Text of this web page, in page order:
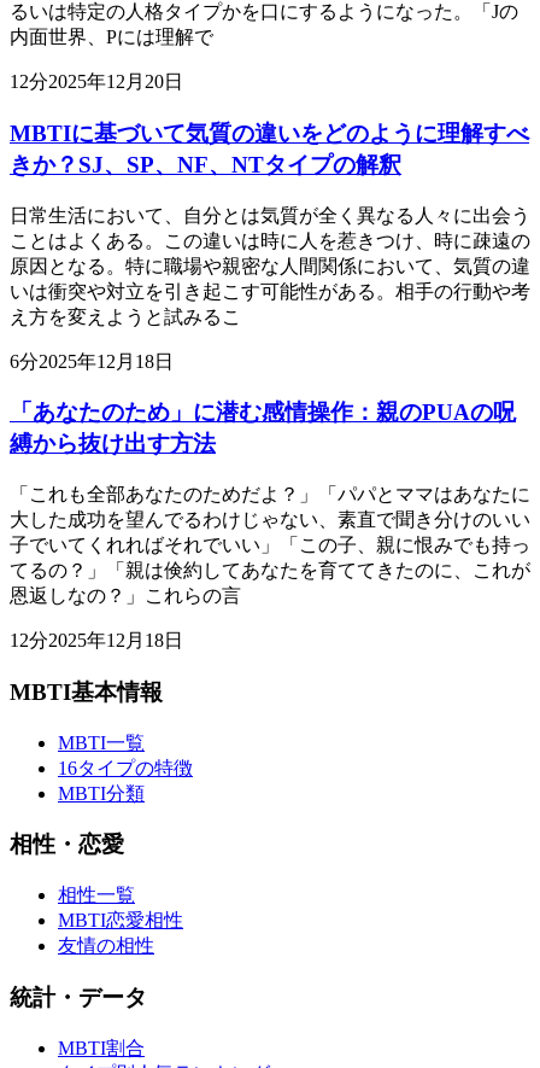
るいは特定の人格タイプかを口にするようになった。「Jの
内面世界、Pには理解で
12分2025年12月20日
MBTIに基づいて気質の違いをどのように理解すべ
きか？SJ、SP、NF、NTタイプの解釈
日常生活において、自分とは気質が全く異なる人々に出会う
ことはよくある。この違いは時に人を惹きつけ、時に疎遠の
原因となる。特に職場や親密な人間関係において、気質の違
いは衝突や対立を引き起こす可能性がある。相手の行動や考
え方を変えようと試みるこ
6分2025年12月18日
「あなたのため」に潜む感情操作：親のPUAの呪
縛から抜け出す方法
「これも全部あなたのためだよ？」「パパとママはあなたに
大した成功を望んでるわけじゃない、素直で聞き分けのいい
子でいてくれればそれでいい」「この子、親に恨みでも持っ
てるの？」「親は倹約してあなたを育ててきたのに、これが
恩返しなの？」これらの言
12分2025年12月18日
MBTI基本情報
MBTI一覧
16タイプの特徴
MBTI分類
相性・恋愛
相性一覧
MBTI恋愛相性
友情の相性
統計・データ
MBTI割合